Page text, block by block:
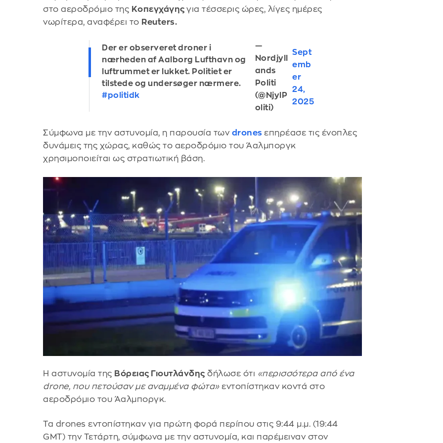
στο αεροδρόμιο της Κοπεγχάγηςγια τέσσερις ώρες, λίγες ημέρες
νωρίτερα, αναφέρει το Reuters.
Der er observeret droner i
nærheden af Aalborg Lufthavn og
luftrummet er lukket. Politiet er
tilstede og undersøger nærmere.
#politidk
—
Nordjyll
ands
Politi
(@NjylP
oliti)
Sept
emb
er
24,
2025
Σύμφωνα με την αστυνομία, η παρουσία των dronesεπηρέασε τις ένοπλες
δυνάμεις της χώρας, καθώς το αεροδρόμιο του Άαλμποργκ
χρησιμοποιείται ως στρατιωτική βάση.
Η αστυνομία της Βόρειας Γιουτλάνδης δήλωσε ότι «περισσότερα από ένα
drone, που πετούσαν με αναμμένα φώτα»εντοπίστηκαν κοντά στο
αεροδρόμιο του Άαλμποργκ.
Τα drones εντοπίστηκαν για πρώτη φορά περίπου στις 9:44 μ.μ. (19:44
GMT) την Τετάρτη, σύμφωνα με την αστυνομία, και παρέμειναν στον